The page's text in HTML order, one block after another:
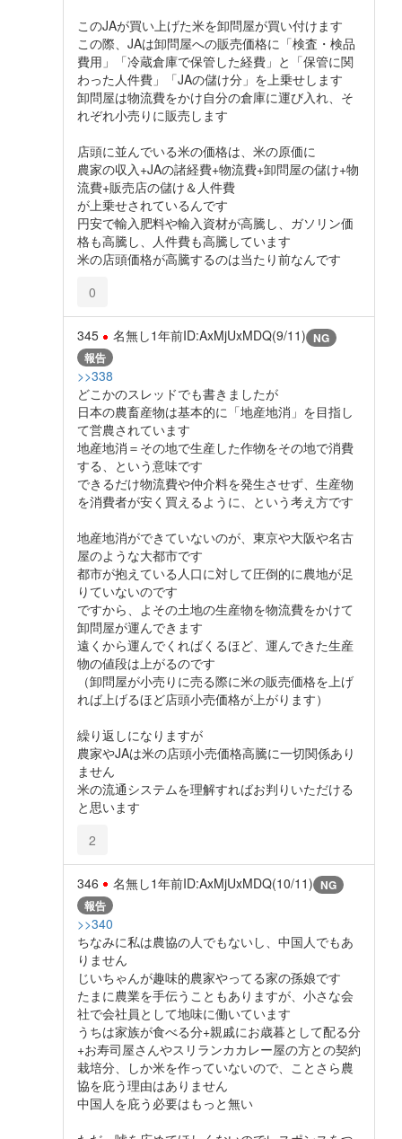
このJAが買い上げた米を卸問屋が買い付けます
この際、JAは卸問屋への販売価格に「検査・検品
費用」「冷蔵倉庫で保管した経費」と「保管に関
わった人件費」「JAの儲け分」を上乗せします
卸問屋は物流費をかけ自分の倉庫に運び入れ、そ
れぞれ小売りに販売します
店頭に並んでいる米の価格は、米の原価に
農家の収入+JAの諸経費+物流費+卸問屋の儲け+物
流費+販売店の儲け＆人件費
が上乗せされているんです
円安で輸入肥料や輸入資材が高騰し、ガソリン価
格も高騰し、人件費も高騰しています
米の店頭価格が高騰するのは当たり前なんです
0
345 名無し1年前ID:AxMjUxMDQ(9/11) NG
報告
>>338
どこかのスレッドでも書きましたが
日本の農畜産物は基本的に「地産地消」を目指し
て営農されています
地産地消＝その地で生産した作物をその地で消費
する、という意味です
できるだけ物流費や仲介料を発生させず、生産物
を消費者が安く買えるように、という考え方です
地産地消ができていないのが、東京や大阪や名古
屋のような大都市です
都市が抱えている人口に対して圧倒的に農地が足
りていないのです
ですから、よその土地の生産物を物流費をかけて
卸問屋が運んできます
遠くから運んでくればくるほど、運んできた生産
物の値段は上がるのです
（卸問屋が小売りに売る際に米の販売価格を上げ
れば上げるほど店頭小売価格が上がります）
繰り返しになりますが
農家やJAは米の店頭小売価格高騰に一切関係あり
ません
米の流通システムを理解すればお判りいただける
と思います
2
346 名無し1年前ID:AxMjUxMDQ(10/11) NG
報告
>>340
ちなみに私は農協の人でもないし、中国人でもあ
りません
じいちゃんが趣味的農家やってる家の孫娘です
たまに農業を手伝うこともありますが、小さな会
社で会社員として地味に働いています
うちは家族が食べる分+親戚にお歳暮として配る分
+お寿司屋さんやスリランカカレー屋の方との契約
栽培分、しか米を作っていないので、ことさら農
協を庇う理由はありません
中国人を庇う必要はもっと無い